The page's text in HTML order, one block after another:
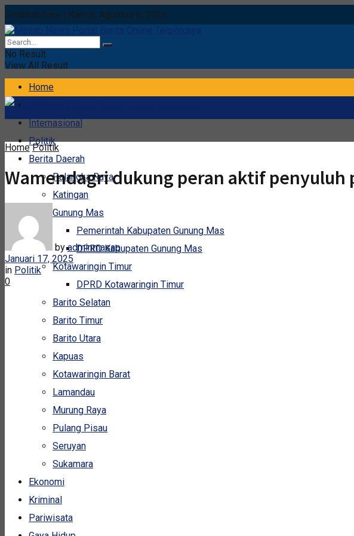
Selamat Sore | Kamis, Agustus 6, 2026
No Result
View All Result
Home
Internasional
Politik
Berita Daerah
Palangka Raya
Katingan
Gunung Mas
Pemerintah Kabupaten Gunung Mas
DPRD Kabupaten Gunung Mas
Kotawaringin Timur
DPRD Kotawaringin Timur
Barito Selatan
Barito Timur
Barito Utara
Kapuas
Kotawaringin Barat
Lamandau
Murung Raya
Pulang Pisau
Seruyan
Sukamara
Ekonomi
Kriminal
Pariwisata
Home Politik
Wamendagri dukung peran aktif
by adminmasap
Januari 17, 2025
in Politik
0